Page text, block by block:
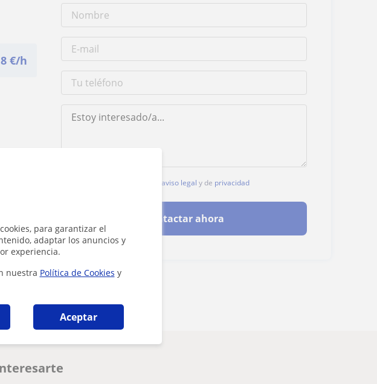
para garantizar el
adaptar los anuncios y
experiencia.
nuestra Política de Cookies y
Aceptar
8 €/h
aviso legal y de privacidad
Contactar ahora
Cuéntanos